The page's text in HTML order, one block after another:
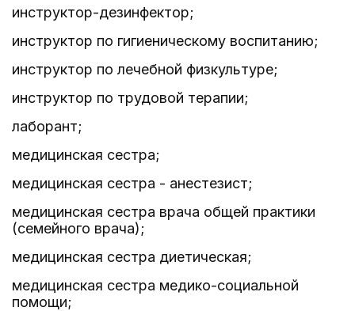
инструктор-дезинфектор;
инструктор по гигиеническому воспитанию;
инструктор по лечебной физкультуре;
инструктор по трудовой терапии;
лаборант;
медицинская сестра;
медицинская сестра - анестезист;
медицинская сестра врача общей практики
(семейного врача);
медицинская сестра диетическая;
медицинская сестра медико-социальной
помощи;